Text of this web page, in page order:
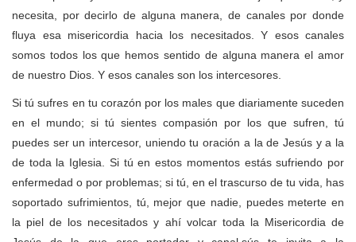
necesita, por decirlo de alguna manera, de canales por donde
fluya esa misericordia hacia los necesitados. Y esos canales
somos todos los que hemos sentido de alguna manera el amor
de nuestro Dios. Y esos canales son los intercesores.
Si tú sufres en tu corazón por los males que diariamente suceden
en el mundo; si tú sientes compasión por los que sufren, tú
puedes ser un intercesor, uniendo tu oración a la de Jesús y a la
de toda la Iglesia. Si tú en estos momentos estás sufriendo por
enfermedad o por problemas; si tú, en el trascurso de tu vida, has
soportado sufrimientos, tú, mejor que nadie, puedes meterte en
la piel de los necesitados y ahí volcar toda la Misericordia de